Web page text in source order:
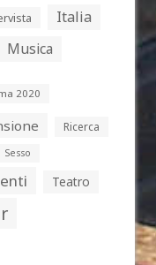
Italia
Musica
2020
Ricerca
Sesso
Teatro